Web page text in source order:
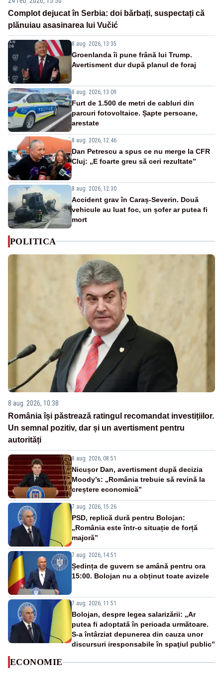
Complot dejucat în Serbia: doi bărbați, suspectați că
plănuiau asasinarea lui Vučić
8 aug. 2026, 13:35
Groenlanda îi pune frână lui Trump.
Avertisment dur după planul de foraj
8 aug. 2026, 13:09
Furt de 1.500 de metri de cabluri din
parcuri fotovoltaice. Șapte persoane,
arestate
8 aug. 2026, 12:46
Dan Petrescu a spus ce nu merge la CFR
Cluj: „E foarte greu să ceri rezultate”
8 aug. 2026, 12:30
Accident grav în Caraș-Severin. Două
vehicule au luat foc, un șofer ar putea fi
mort
POLITICA
8 aug. 2026, 10:38
România își păstrează ratingul recomandat investițiilor.
Un semnal pozitiv, dar și un avertisment pentru
autorități
8 aug. 2026, 08:51
Nicușor Dan, avertisment după decizia
Moody’s: „România trebuie să revină la
creștere economică”
7 aug. 2026, 15:26
PSD, replică dură pentru Bolojan:
„România este într-o situație de forță
majoră”
7 aug. 2026, 14:51
Ședința de guvern se amână pentru ora
15:00. Bolojan nu a obținut toate avizele
7 aug. 2026, 11:51
Bolojan, despre legea salarizării: „Ar
putea fi adoptată în perioada următoare.
S-a întârziat depunerea din cauza unor
discursuri iresponsabile în spaţiul public”
ECONOMIE